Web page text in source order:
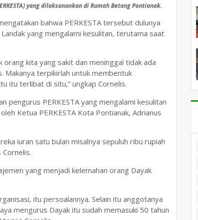
yang dilaksanankan di Rumah Betang Pontianak.
bahwa PERKESTA tersebut dulunya
yang mengalami kesulitan, terutama saat
orang kita yang sakit dan meninggal tidak ada
Makanya terpikirlah untuk membentuk
itu terlibat di situ,” ungkap Cornelis.
pengurus PERKESTA yang mengalami kesulitan
Ketua PERKESTA Kota Pontianak, Adrianus
iuran satu bulan misalnya sepuluh ribu rupiah
yang menjadi kelemahan orang Dayak
itu persoalannya. Selain itu anggotanya
mengurus Dayak itu sudah memasuki 50 tahun